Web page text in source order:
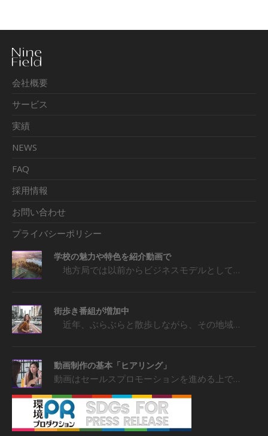
会社概要
サービス
実績
NEWS
FAQ
採用情報
お問い合わせ
プライバシーポリシー
学校の魅力や特色を紹介動画で
地方局では以前からビジネスモデルとして…
街歩き番組が増加中
近年、ぶらぶらと散歩しながら、その地域…
動画制作の基本「ヒアリング」
動画はセールスプロモーションを進める上で…